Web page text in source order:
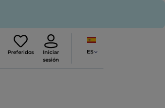
Preferidos
Iniciar
sesión
ES